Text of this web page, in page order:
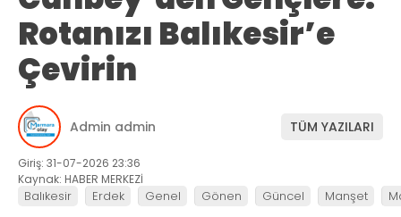
Rotanızı Balıkesir’e
Çevirin
Admin admin TÜM YAZILARI
Giriş: 31-07-2026 23:36
Kaynak: HABER MERKEZİ
Balıkesir Erdek Genel Gönen Güncel Manşet